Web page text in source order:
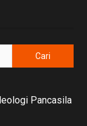
Pancasila